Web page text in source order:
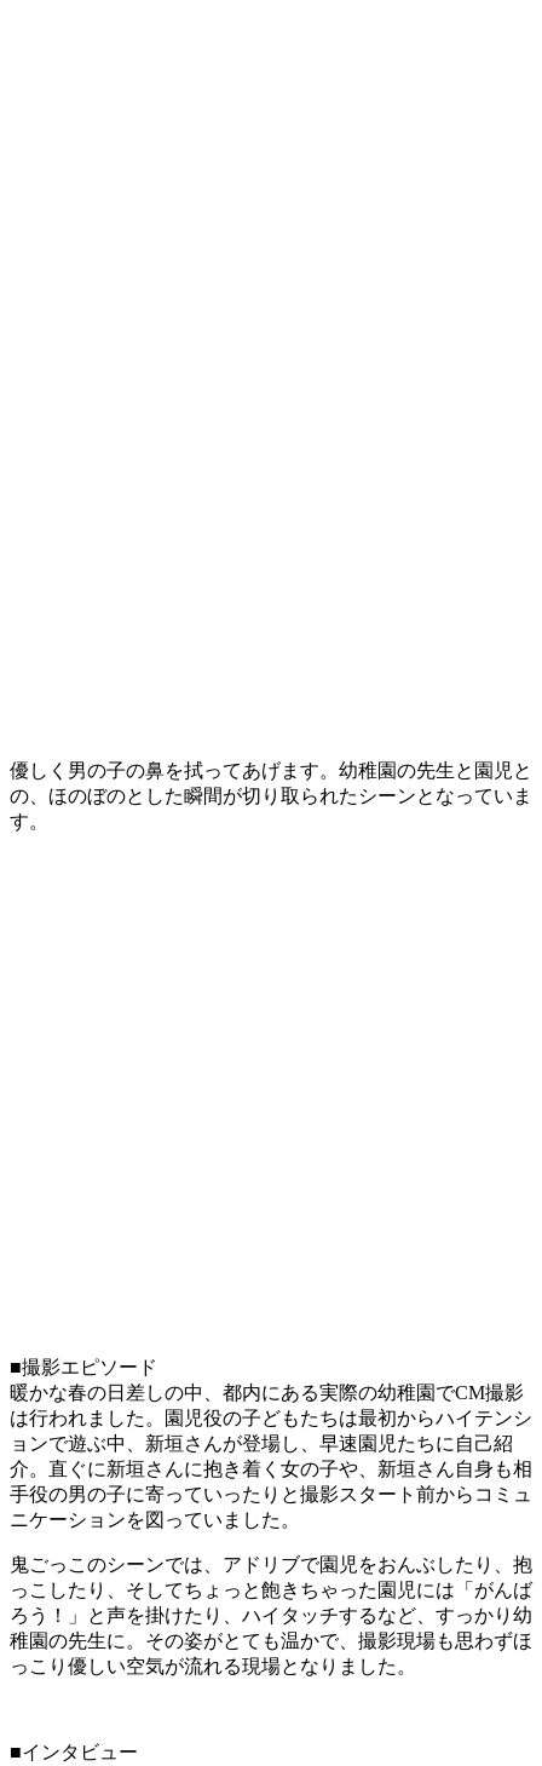
優しく男の子の鼻を拭ってあげます。幼稚園の先生と園児と
の、ほのぼのとした瞬間が切り取られたシーンとなっていま
す。
■撮影エピソード
暖かな春の日差しの中、都内にある実際の幼稚園でCM撮影
は行われました。園児役の子どもたちは最初からハイテンシ
ョンで遊ぶ中、新垣さんが登場し、早速園児たちに自己紹
介。直ぐに新垣さんに抱き着く女の子や、新垣さん自身も相
手役の男の子に寄っていったりと撮影スタート前からコミュ
ニケーションを図っていました。
鬼ごっこのシーンでは、アドリブで園児をおんぶしたり、抱
っこしたり、そしてちょっと飽きちゃった園児には「がんば
ろう！」と声を掛けたり、ハイタッチするなど、すっかり幼
稚園の先生に。その姿がとても温かで、撮影現場も思わずほ
っこり優しい空気が流れる現場となりました。
■インタビュー